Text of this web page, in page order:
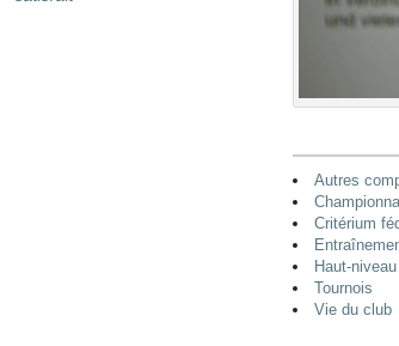
Autres
Critérium
Haut-niveau
Tournois
Vie du club